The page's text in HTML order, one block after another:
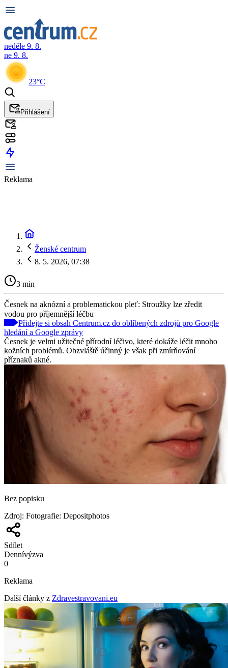
neděle 9. 8.
ne 9. 8.
23°C
Přihlášení
Reklama
Ženské centrum
8. 5. 2026, 07:38
3 min
Česnek na aknózní a problematickou pleť: Stroužky lze zředit
vodou pro příjemnější léčbu
Přidejte si obsah Centrum.cz do oblíbených zdrojů pro Google
hledání a Google zprávy
Česnek je velmi užitečné přírodní léčivo, které dokáže léčit mnoho
kožních problémů. Obzvláště účinný je však při zmírňování
příznaků akné.
Bez popisku
Zdroj: Fotografie: Depositphotos
Sdílet
Dennívýzva
0
Reklama
Další články z Zdravestravovani.eu